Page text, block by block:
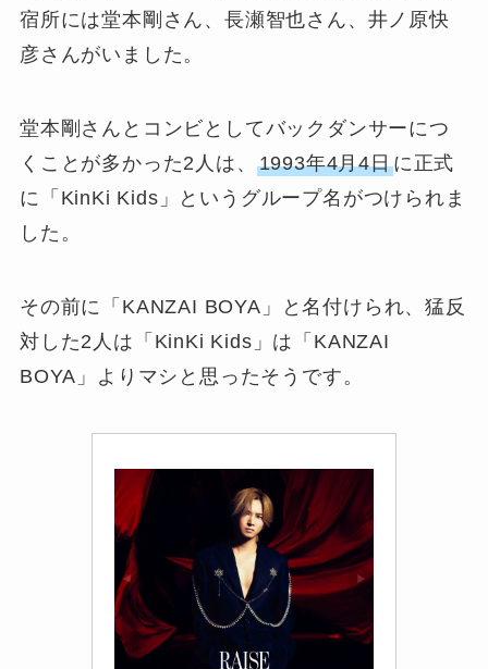
宿所には堂本剛さん、長瀬智也さん、井ノ原快
彦さんがいました。
堂本剛さんとコンビとしてバックダンサーにつ
くことが多かった2人は、 1993年4月4日に正式
に「KinKi Kids」というグループ名がつけられま
した。
その前に「KANZAI BOYA」と名付けられ、猛反
対した2人は「KinKi Kids」は「KANZAI
BOYA」よりマシと思ったそうです。